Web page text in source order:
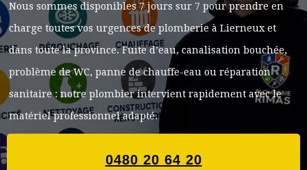
Nous sommes disponibles 7 jours sur 7 pour prendre en
charge toutes vos urgences de plomberie à Lierneux et
dans toute la province. Fuite d’eau, canalisation bouchée,
problème de WC, panne de chauffe-eau ou réparation
sanitaire : notre plombier intervient rapidement avec le
matériel professionnel adapté.
0480 20 64 20